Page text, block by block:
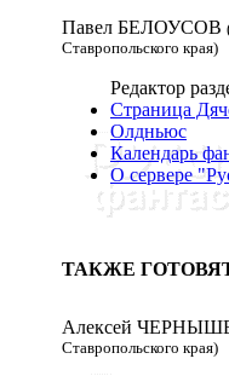
Павел БЕЛОУСОВ
Ставропольского края)
Редактор
Страница
Олдньюс
Календарь
О сервере
ТАКЖЕ
Алексей
Ставропольского края)